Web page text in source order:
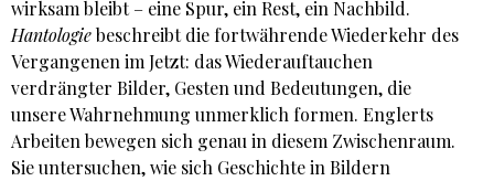
wirksam bleibt – eine Spur, ein Rest, ein Nachbild.
Hantologiebeschreibt die fortwährende Wiederkehr des
Vergangenen im Jetzt: das Wiederauftauchen
verdrängter Bilder, Gesten und Bedeutungen, die
unsere Wahrnehmung unmerklich formen. Englerts
Arbeiten bewegen sich genau in diesem Zwischenraum.
Sie untersuchen, wie sich Geschichte in Bildern